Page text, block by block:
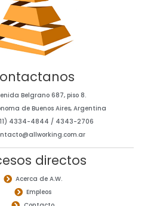
Belgrano 687, piso 8.
de Buenos Aires, Argentina
4334-4844 / 4343-2706
directos
Acerca de A.W.
Empleos